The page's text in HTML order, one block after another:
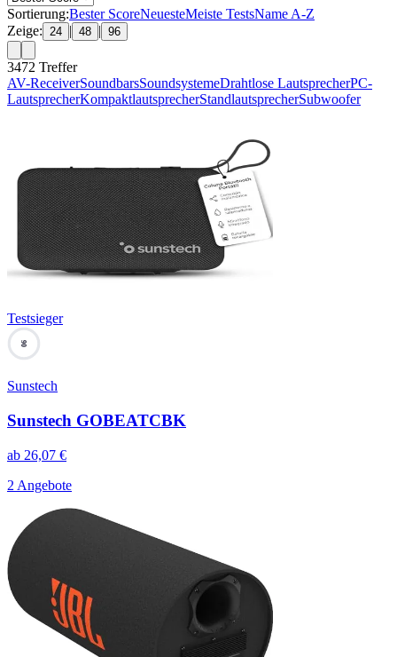
Sortierung:Bester ScoreNeuesteMeiste TestsName A-Z
Zeige: 24 | 48 | 96
3472 Treffer
AV-ReceiverSoundbarsSoundsystemeDrahtlose LautsprecherPC-
LautsprecherKompaktlautsprecherStandlautsprecherSubwoofer
Testsieger
90
Sunstech
Sunstech GOBEATCBK
ab 26,07 €
2 Angebote